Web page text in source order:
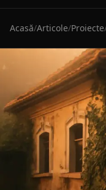
Acasă/Articole/Proiecte